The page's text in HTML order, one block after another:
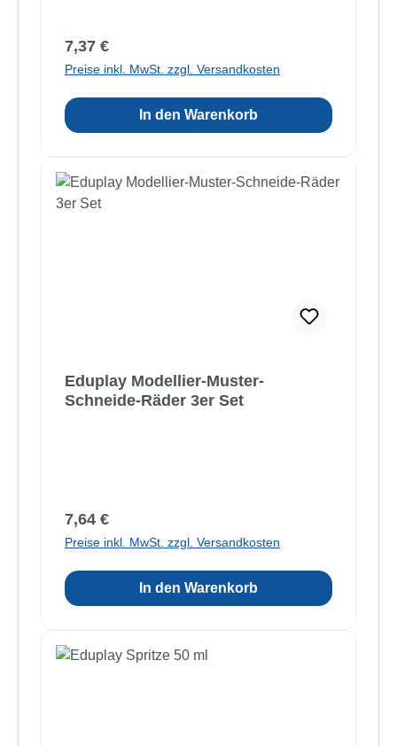
Regulärer Preis:
7,37 €
Preise inkl. MwSt. zzgl. Versandkosten
In den Warenkorb
Eduplay Modellier-Muster-
Schneide-Räder 3er Set
Regulärer Preis:
7,64 €
Preise inkl. MwSt. zzgl. Versandkosten
In den Warenkorb